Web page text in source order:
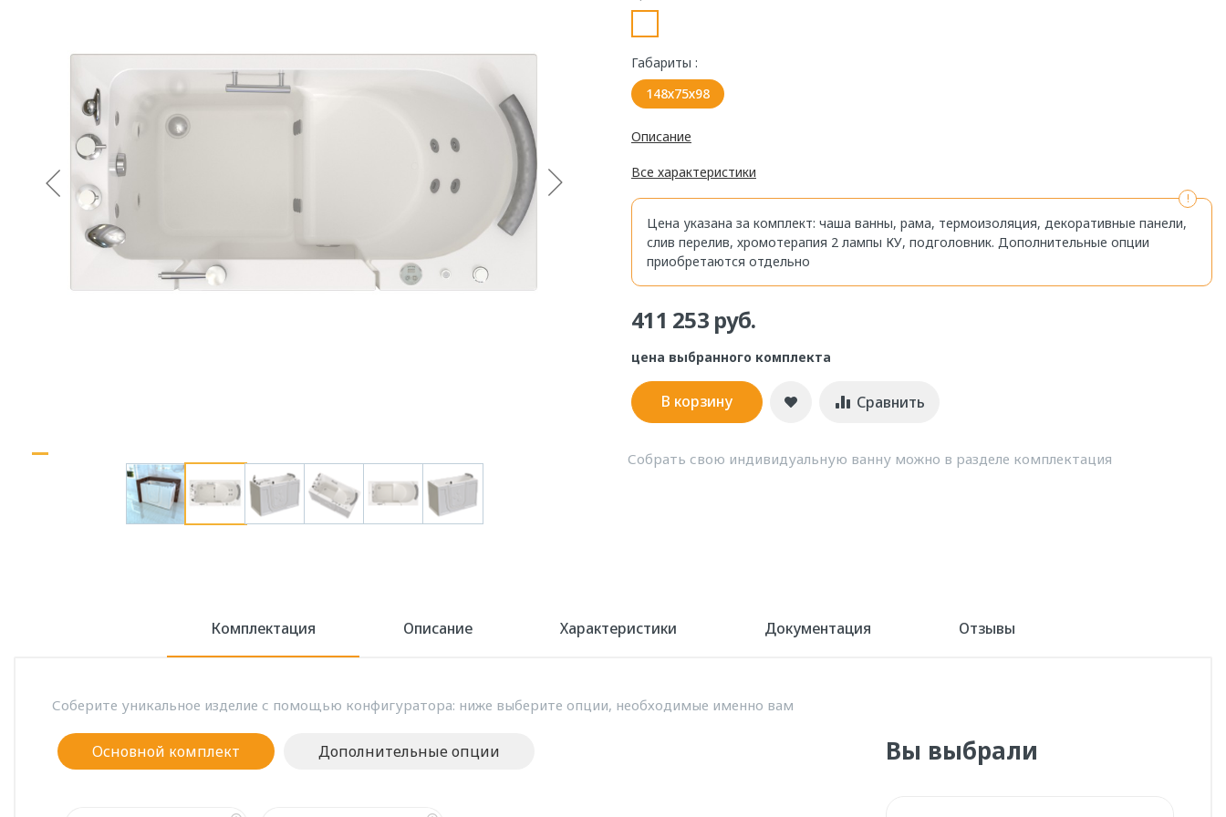
Габариты :
148х75х98
Описание
Все характеристики
Цена указана за комплект: чаша ванны, рама, термоизоляция, декоративные панели,
слив перелив, хромотерапия 2 лампы КУ, подголовник. Дополнительные опции
приобретаются отдельно
411 253 руб.
цена выбранного комплекта
В корзину Сравнить
Собрать свою индивидуальную ванну можно в разделе комплектация
Комплектация Описание Характеристики Документация Отзывы
Соберите уникальное изделие с помощью конфигуратора: ниже выберите опции, необходимые именно вам
Основной комплект Дополнительные опции Вы выбрали